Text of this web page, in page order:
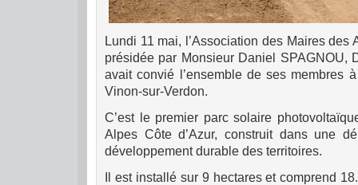
Lundi 11 mai, l’Association des Maires des
présidée par Monsieur Daniel SPAGNOU,
avait convié l’ensemble de ses membres
Vinon-sur-Verdon.
C’est le premier parc solaire
Alpes Côte d’Azur, construit dans une
développement durable des territoires.
Il est installé sur 9 hectareset comprend